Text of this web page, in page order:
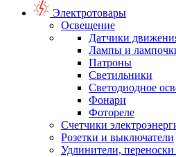
Электротовары
Освещение
Датчики
Лампы и
Патроны
Светильники
Светодиодное
Фонари
Фотореле
Счетчики
Розетки и выключатели
Удлинители, переноски